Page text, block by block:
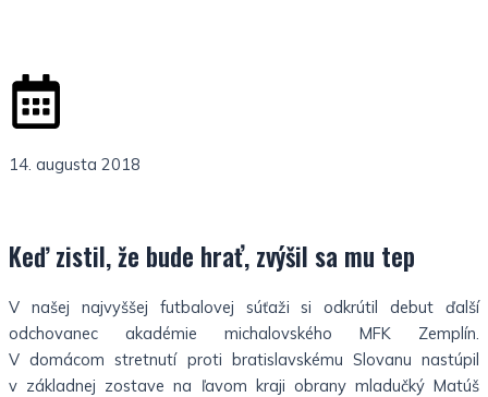
g
h
t i
g
h
t
14. augusta 2018
Keď zistil, že bude hrať, zvýšil sa mu tep
V našej najvyššej futbalovej súťaži si odkrútil debut ďalší
odchovanec akadémie michalovského MFK Zemplín.
V domácom stretnutí proti bratislavskému Slovanu nastúpil
v základnej zostave na ľavom kraji obrany mladučký Matúš